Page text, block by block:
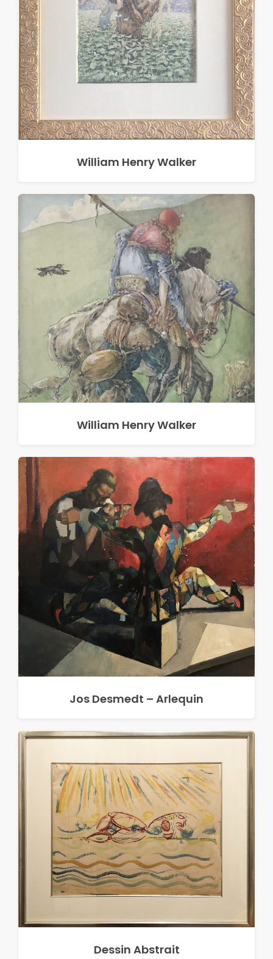
William Henry Walker
William Henry Walker
Jos Desmedt – Arlequin
Dessin Abstrait